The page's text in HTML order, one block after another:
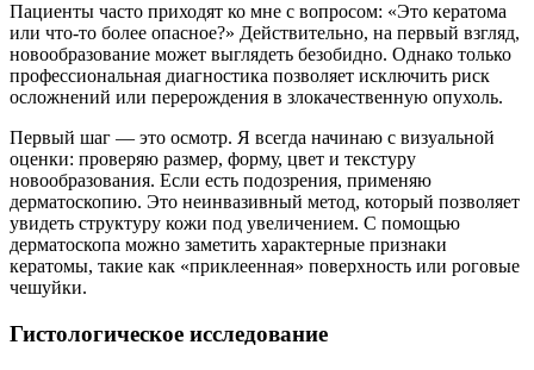
Пациенты часто приходят ко мне с вопросом: «Это кератома
или что-то более опасное?» Действительно, на первый взгляд,
новообразование может выглядеть безобидно. Однако только
профессиональная диагностика позволяет исключить риск
осложнений или перерождения в злокачественную опухоль.
Первый шаг — это осмотр. Я всегда начинаю с визуальной
оценки: проверяю размер, форму, цвет и текстуру
новообразования. Если есть подозрения, применяю
дерматоскопию. Это неинвазивный метод, который позволяет
увидеть структуру кожи под увеличением. С помощью
дерматоскопа можно заметить характерные признаки
кератомы, такие как «приклеенная» поверхность или роговые
чешуйки.
Гистологическое исследование